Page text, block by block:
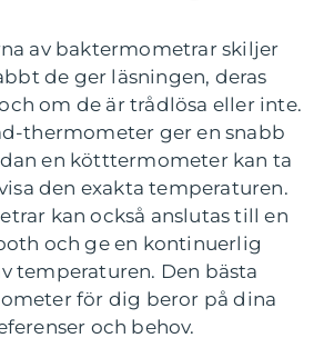
av baktermometrar skiljer
de ger läsningen, deras
om de är trådlösa eller inte.
thermometer ger en snabb
en kötttermometer kan ta
den exakta temperaturen.
kan också anslutas till en
och ge en kontinuerlig
temperaturen. Den bästa
för dig beror på dina
och behov.